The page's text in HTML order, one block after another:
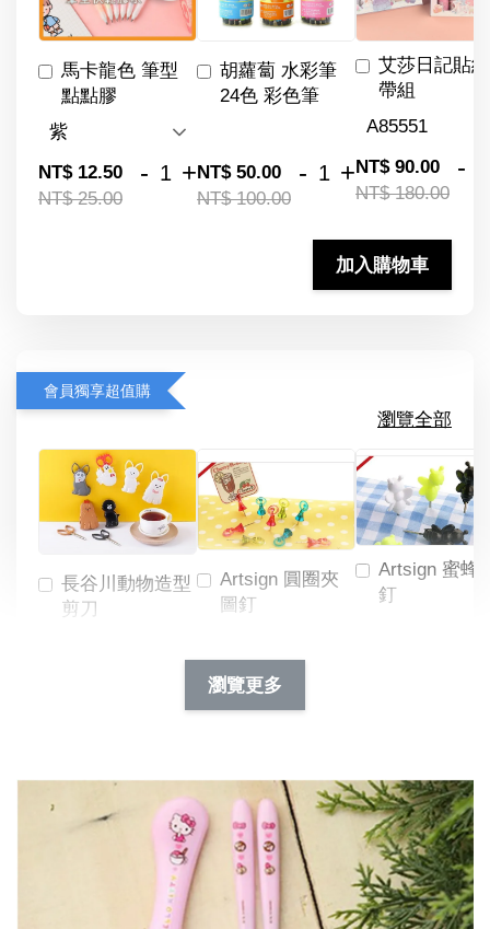
馬卡龍色 筆型
點點膠
NT$ 12.50
NT$ 25.00
- +
胡蘿蔔 水彩筆
24色 彩色筆
NT$ 50.00
NT$ 100.00
- +
艾莎日記貼
帶組
NT$ 90.00
NT$ 180.00
-
加入購物車
會員獨享超值購
瀏覽全部
長谷川動物造型
剪刀
Artsign 圓圈夾
圖釘
NT$ 19.00
NT$ 66.00
Artsign 蜜蜂
釘
加入購物車
瀏覽更多